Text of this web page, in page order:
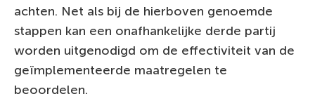
achten. Net als bij de hierboven genoemde
stappen kan een onafhankelijke derde partij
worden uitgenodigd om de effectiviteit van de
geïmplementeerde maatregelen te
beoordelen.